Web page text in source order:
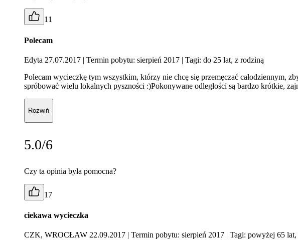
11
Polecam
Edyta 27.07.2017 | Termin pobytu: sierpień 2017 | Tagi: do 25 lat, z rodziną
Polecam wycieczkę tym wszystkim, którzy nie chcę się przemęczać całodziennym,
spróbować wielu lokalnych pyszności :)Pokonywane odległości są bardzo krótkie,
Rozwiń
5.0/6
Czy ta opinia była pomocna?
17
ciekawa wycieczka
CZK, WROCŁAW 22.09.2017 | Termin pobytu: sierpień 2017 | Tagi: powyżej 65